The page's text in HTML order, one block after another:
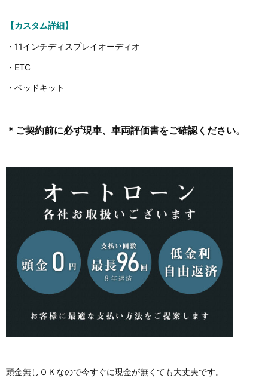
【カスタム詳細】
・11インチディスプレイオーディオ
・ETC
・ベッドキット
＊ご契約前に必ず現車、車両評価書をご確認ください。
頭金無しＯＫなので今すぐに現金が無くても大丈夫です。